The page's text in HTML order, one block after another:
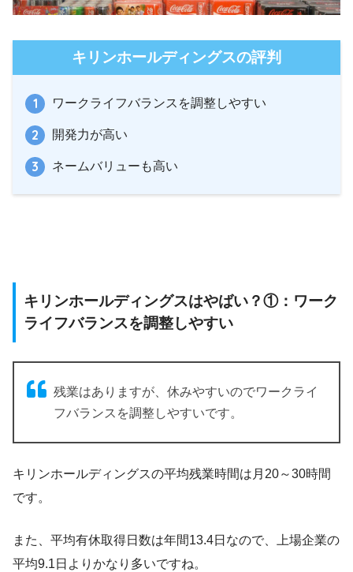
キリンホールディングスの評判
ワークライフバランスを調整しやすい
開発力が高い
ネームバリューも高い
キリンホールディングスはやばい？①：ワーク
ライフバランスを調整しやすい
残業はありますが、休みやすいのでワークライ
フバランスを調整しやすいです。
キリンホールディングスの平均残業時間は月20～30時間
です。
また、平均有休取得日数は年間13.4日なので、上場企業の
平均9.1日よりかなり多いですね。